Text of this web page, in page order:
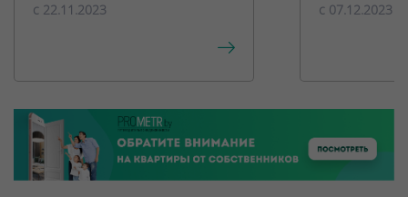
c 22.11.2023 c 07.12.2023